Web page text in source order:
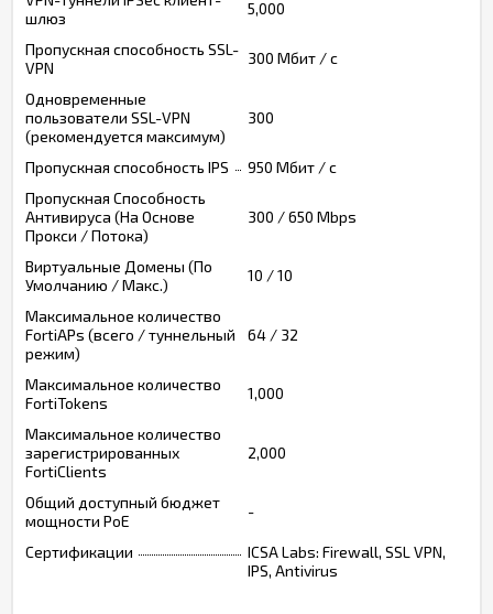
шлюз
5,000
Пропускная способность SSL-
VPN
300 Мбит / с
Одновременные
пользователи SSL-VPN
(рекомендуется максимум)
300
Пропускная способность IPS
950 Мбит / с
Пропускная Способность
Антивируса (На Основе
Прокси / Потока)
300 / 650 Mbps
Виртуальные Домены (По
Умолчанию / Макс.)
10 / 10
Максимальное количество
FortiAPs (всего / туннельный
режим)
64 / 32
Максимальное количество
FortiTokens
1,000
Максимальное количество
зарегистрированных
FortiClients
2,000
Общий доступный бюджет
мощности PoE
-
Сертификации
ICSA Labs: Firewall, SSL VPN,
IPS, Antivirus